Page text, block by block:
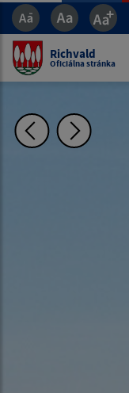
Richvald
Oficiálna stránka